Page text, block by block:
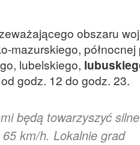
obszaru
mazurskiego, północnej
lubelskiego,
godz. 12 do godz. 23.
będą towarzyszyć
km/h. Lokalnie grad